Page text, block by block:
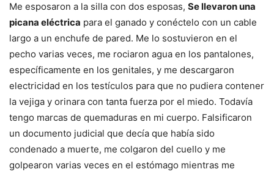
Me esposaron a la silla con dos esposas, Se llevaron una
picana eléctrica para el ganado y conéctelo con un cable
largo a un enchufe de pared. Me lo sostuvieron en el
pecho varias veces, me rociaron agua en los pantalones,
específicamente en los genitales, y me descargaron
electricidad en los testículos para que no pudiera contener
la vejiga y orinara con tanta fuerza por el miedo. Todavía
tengo marcas de quemaduras en mi cuerpo. Falsificaron
un documento judicial que decía que había sido
condenado a muerte, me colgaron del cuello y me
golpearon varias veces en el estómago mientras me